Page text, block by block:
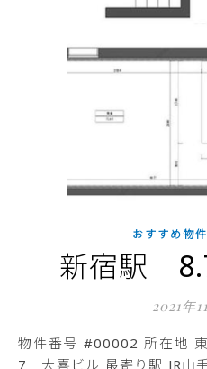
おすすめ物件
新宿駅
2021年
物件番号 #00002 所在地 東京都新宿区歌舞伎町2-45-
7 大喜ビル 最寄り駅 JR山